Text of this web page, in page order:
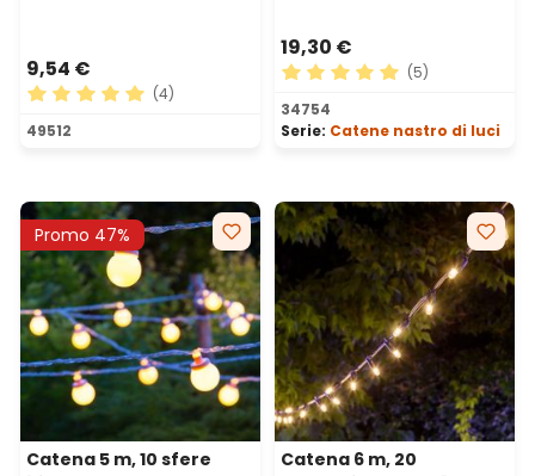
9,54 €
Valutazione media di 5 su 5 stelle
(4)
49512
19,30 €
Valutazione media di 5 su
(5)
34754
Serie: Catene nastro di luci
Promo 47%
Catena 5 m, 10 sfere
Catena 6 m, 20